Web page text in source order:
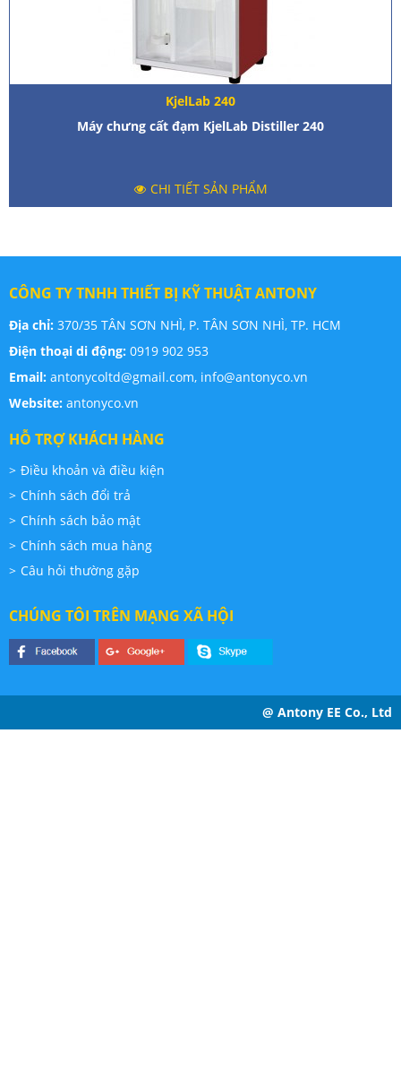
KjelLab 240
Máy chưng cất đạm KjelLab Distiller 240
CHI TIẾT SẢN PHẨM
CÔNG TY TNHH THIẾT BỊ KỸ THUẬT ANTONY
Địa chỉ: 370/35 TÂN SƠN NHÌ, P. TÂN SƠN NHÌ, TP. HCM
Điện thoại di động: 0919 902 953
Email: antonycoltd@gmail.com, info@antonyco.vn
Website: antonyco.vn
HỖ TRỢ KHÁCH HÀNG
Điều khoản và điều kiện
Chính sách đổi trả
Chính sách bảo mật
Chính sách mua hàng
Câu hỏi thường gặp
CHÚNG TÔI TRÊN MẠNG XÃ HỘI
@ Antony EE Co., Ltd